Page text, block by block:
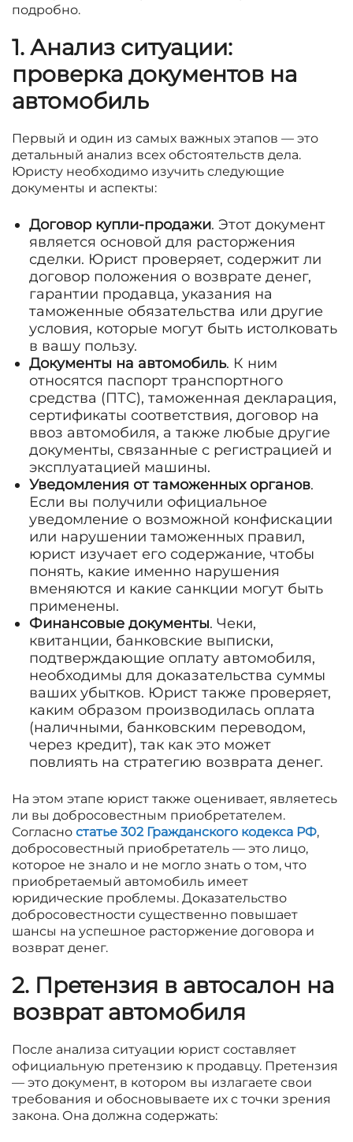
подробно.
1. Анализ ситуации:
проверка документов на
автомобиль
Первый и один из самых важных этапов — это
детальный анализ всех обстоятельств дела.
Юристу необходимо изучить следующие
документы и аспекты:
Договор купли-продажи. Этот документ
является основой для расторжения
сделки. Юрист проверяет, содержит ли
договор положения о возврате денег,
гарантии продавца, указания на
таможенные обязательства или другие
условия, которые могут быть истолковать
в вашу пользу.
Документы на автомобиль. К ним
относятся паспорт транспортного
средства (ПТС), таможенная декларация,
сертификаты соответствия, договор на
ввоз автомобиля, а также любые другие
документы, связанные с регистрацией и
эксплуатацией машины.
Уведомления от таможенных органов.
Если вы получили официальное
уведомление о возможной конфискации
или нарушении таможенных правил,
юрист изучает его содержание, чтобы
понять, какие именно нарушения
вменяются и какие санкции могут быть
применены.
Финансовые документы. Чеки,
квитанции, банковские выписки,
подтверждающие оплату автомобиля,
необходимы для доказательства суммы
ваших убытков. Юрист также проверяет,
каким образом производилась оплата
(наличными, банковским переводом,
через кредит), так как это может
повлиять на стратегию возврата денег.
На этом этапе юрист также оценивает, являетесь
ли вы добросовестным приобретателем.
Согласно статье 302 Гражданского кодекса РФ,
добросовестный приобретатель — это лицо,
которое не знало и не могло знать о том, что
приобретаемый автомобиль имеет
юридические проблемы. Доказательство
добросовестности существенно повышает
шансы на успешное расторжение договора и
возврат денег.
2. Претензия в автосалон на
возврат автомобиля
После анализа ситуации юрист составляет
официальную претензию к продавцу. Претензия
— это документ, в котором вы излагаете свои
требования и обосновываете их с точки зрения
закона. Она должна содержать: